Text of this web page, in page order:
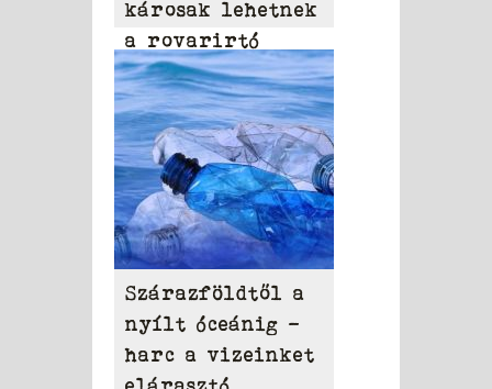
károsak lehetnek
a rovarirtó
szerek
Szárazföldtől a
nyílt óceánig –
harc a vizeinket